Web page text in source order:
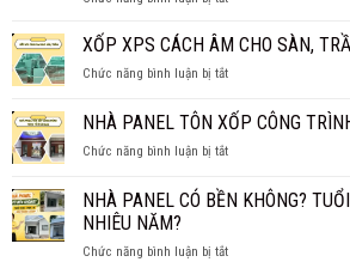
NHẤT
NHIỆT
TRẦN
THỐNG?
PANEL
4
GIA
NHỎ
NHANH
XỐP XPS CÁCH ÂM CHO SÀN,
Chức năng bình luận bị tắtở
XPS
CÁCH
ÂM
SÀN,
NHÀ PANEL TÔN XỐP CÔNG
Chức năng bình luận bị tắtở
PANEL
TÔN
CÔNG
NHÀ PANEL CÓ BỀN KHÔNG?
NHIÊU NĂM?
Chức năng bình luận bị tắtở